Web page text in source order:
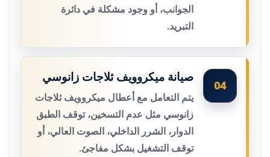
الجوانب، أو وجود مشكلة في دائرة
التبريد.
04
صيانة ميكروويف ثلاجات زانوسي
يتم التعامل مع أعطال ميكروويف ثلاجات
زانوسي مثل عدم التسخين، توقف الطبق
الدوار، الشرر الداخلي، الصوت العالي، أو
توقف التشغيل بشكل مفاجئ.